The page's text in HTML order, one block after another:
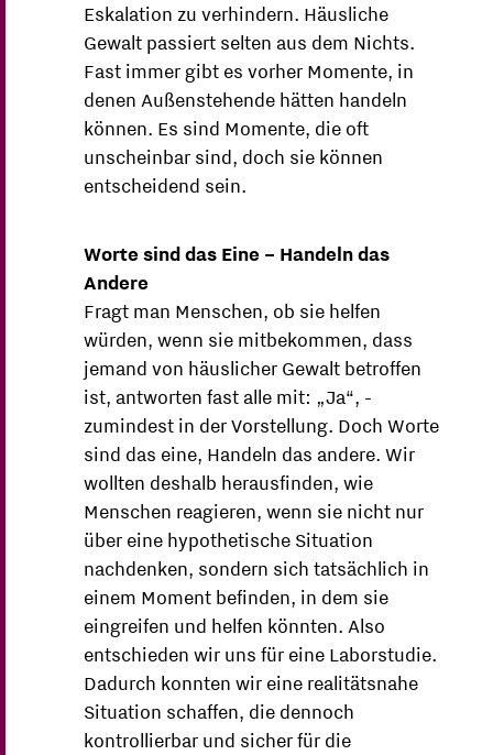
Eskalation zu verhindern. Häusliche
Gewalt passiert selten aus dem Nichts.
Fast immer gibt es vorher Momente, in
denen Außenstehende hätten handeln
können. Es sind Momente, die oft
unscheinbar sind, doch sie können
entscheidend sein.
Worte sind das Eine – Handeln das
Andere
Fragt man Menschen, ob sie helfen
würden, wenn sie mitbekommen, dass
jemand von häuslicher Gewalt betroffen
ist, antworten fast alle mit: „Ja“, -
zumindest in der Vorstellung. Doch Worte
sind das eine, Handeln das andere. Wir
wollten deshalb herausfinden, wie
Menschen reagieren, wenn sie nicht nur
über eine hypothetische Situation
nachdenken, sondern sich tatsächlich in
einem Moment befinden, in dem sie
eingreifen und helfen könnten. Also
entschieden wir uns für eine Laborstudie.
Dadurch konnten wir eine realitätsnahe
Situation schaffen, die dennoch
kontrollierbar und sicher für die